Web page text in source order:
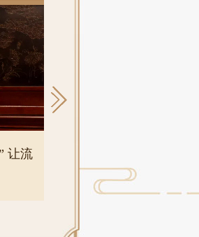
让流
的靖安黑陶